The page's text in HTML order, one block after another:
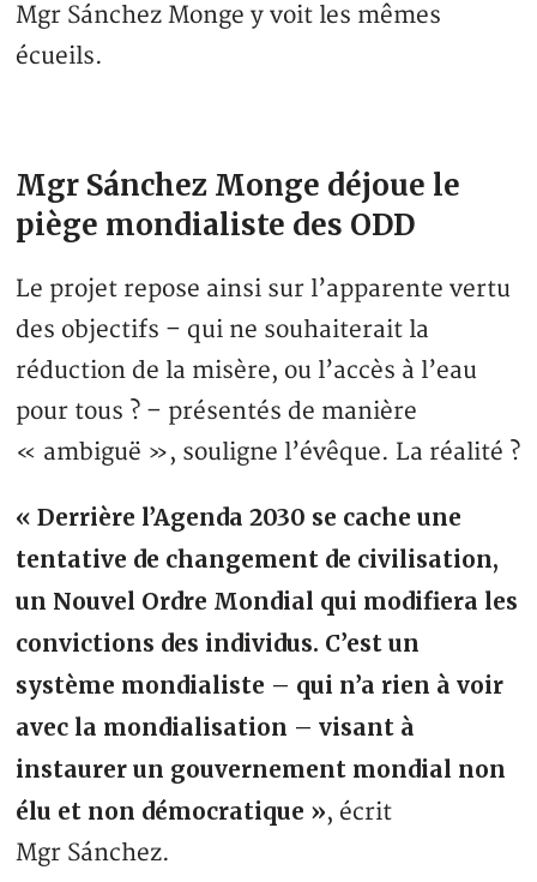
Mgr Sánchez Monge y voit les mêmes
écueils.
Mgr Sánchez Monge déjoue le
piège mondialiste des ODD
Le projet repose ainsi sur l’apparente vertu
des objectifs – qui ne souhaiterait la
réduction de la misère, ou l’accès à l’eau
pour tous ? – présentés de manière
« ambiguë », souligne l’évêque. La réalité ?
« Derrière l’Agenda 2030 se cache une
tentative de changement de civilisation,
un Nouvel Ordre Mondial qui modifiera les
convictions des individus. C’est un
système mondialiste – qui n’a rien à voir
avec la mondialisation – visant à
instaurer un gouvernement mondial non
élu et non démocratique », écrit
Mgr Sánchez.